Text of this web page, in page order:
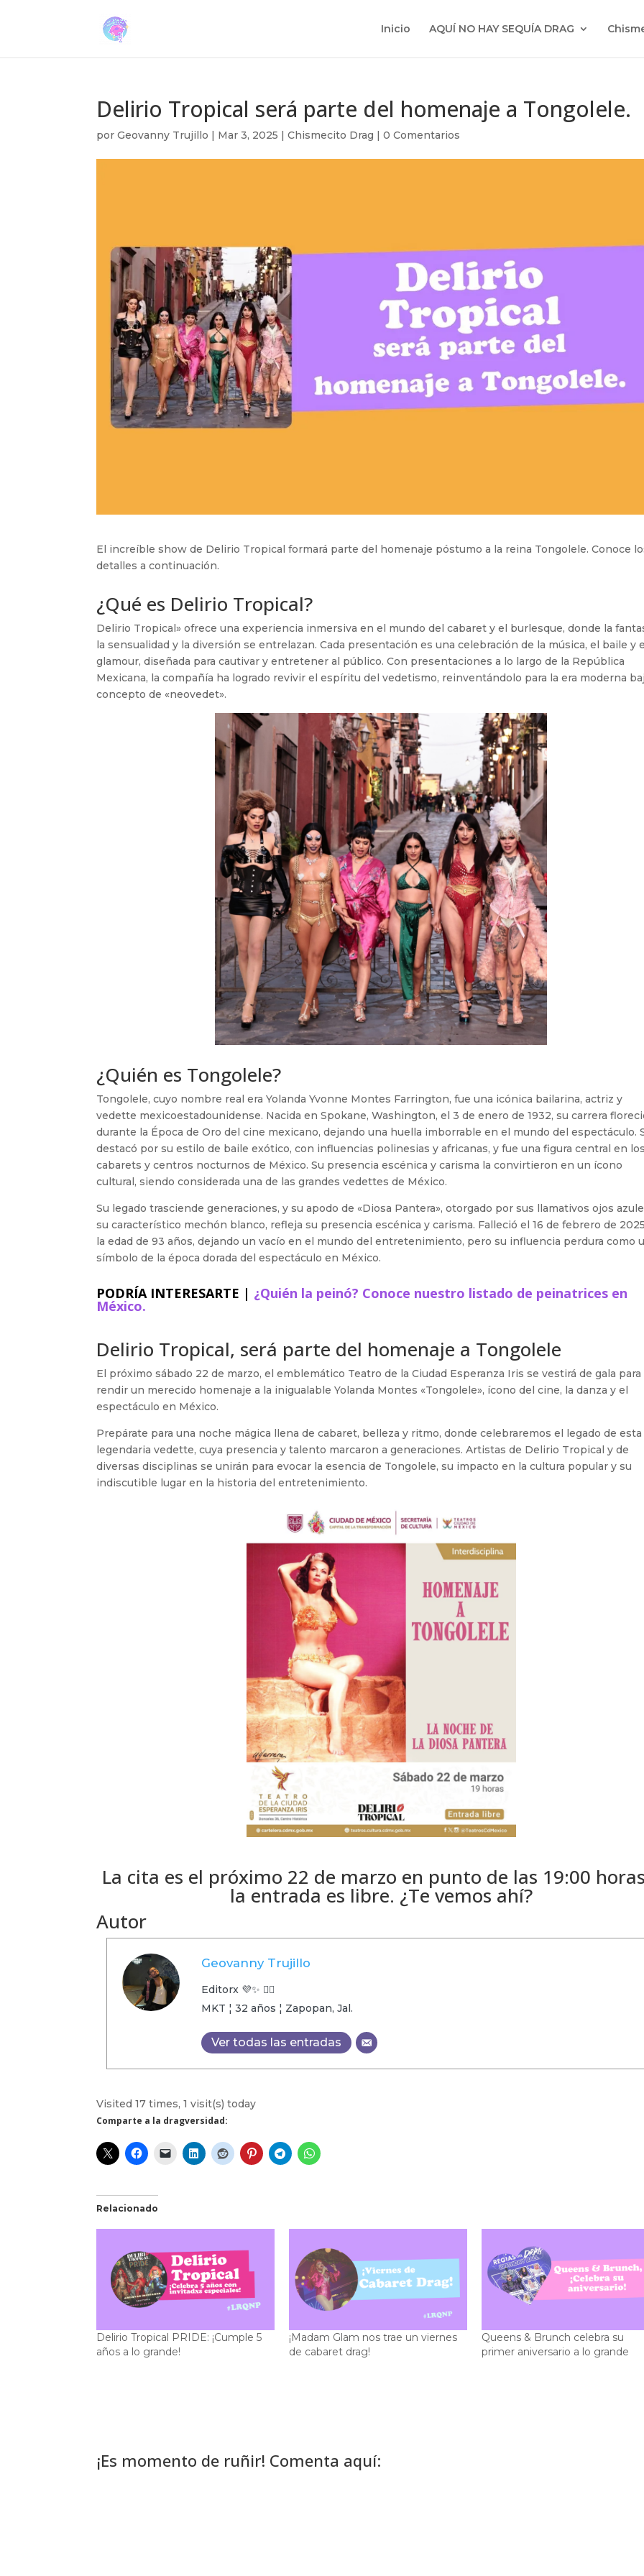
Inicio AQUÍ NO HAY SEQUÍA DRAG
Delirio Tropical será parte del homenaje a Tongolele.
porGeovanny Trujillo | Mar 3, 2025 |Chismecito Drag |0 Comentarios
El increíble show de Delirio Tropical formará parte del homenaje póstumo a la reina Tongolele. Conoce
detalles a continuación.
¿Qué es Delirio Tropical?
Delirio Tropical» ofrece una experiencia inmersiva en el mundo del cabaret y el burlesque, donde la
la sensualidad y la diversión se entrelazan. Cada presentación es una celebración de la música, el baile y
glamour, diseñada para cautivar y entretener al público. Con presentaciones a lo largo de la República
Mexicana, la compañía ha logrado revivir el espíritu del vedetismo, reinventándolo para la era moderna
concepto de «neovedet».
¿Quién es Tongolele?
Tongolele, cuyo nombre real era Yolanda Yvonne Montes Farrington, fue una icónica bailarina, actriz y
vedette mexicoestadounidense. Nacida en Spokane, Washington, el 3 de enero de 1932, su carrera
durante la Época de Oro del cine mexicano, dejando una huella imborrable en el mundo del espectáculo.
destacó por su estilo de baile exótico, con influencias polinesias y africanas, y fue una figura central en
cabarets y centros nocturnos de México. Su presencia escénica y carisma la convirtieron en un ícono
cultural, siendo considerada una de las grandes vedettes de México.
Su legado trasciende generaciones, y su apodo de «Diosa Pantera», otorgado por sus llamativos ojos
su característico mechón blanco, refleja su presencia escénica y carisma. Falleció el 16 de febrero de
la edad de 93 años, dejando un vacío en el mundo del entretenimiento, pero su influencia perdura como
símbolo de la época dorada del espectáculo en México.
PODRÍA INTERESARTE | ¿Quién la peinó? Conoce nuestro listado de peinatrices en
México.
Delirio Tropical, será parte del homenaje a Tongolele
El próximo sábado 22 de marzo, el emblemático Teatro de la Ciudad Esperanza Iris se vestirá de gala para
rendir un merecido homenaje a la inigualable Yolanda Montes «Tongolele», ícono del cine, la danza y el
espectáculo en México.
Prepárate para una noche mágica llena de cabaret, belleza y ritmo, donde celebraremos el legado de esta
legendaria vedette, cuya presencia y talento marcaron a generaciones. Artistas de Delirio Tropical y de
diversas disciplinas se unirán para evocar la esencia de Tongolele, su impacto en la cultura popular y su
indiscutible lugar en la historia del entretenimiento.
La cita es el próximo 22 de marzo en punto de las 19:00
la entrada es libre. ¿Te vemos ahí?
Autor
Geovanny Trujillo
Editorx 💜✨ 🏳️‍🌈
MKT ¦ 32 años ¦ Zapopan, Jal.
Ver todas las entradas
Visited 17 times, 1 visit(s) today
Comparte a la dragversidad:
Relacionado
Delirio Tropical PRIDE: ¡Cumple 5
años a lo grande!
¡Madam Glam nos trae un viernes
de cabaret drag!
Queens & Brunch celebra su
primer aniversario a lo grande
¡Es momento de ruñir! Comenta aquí: